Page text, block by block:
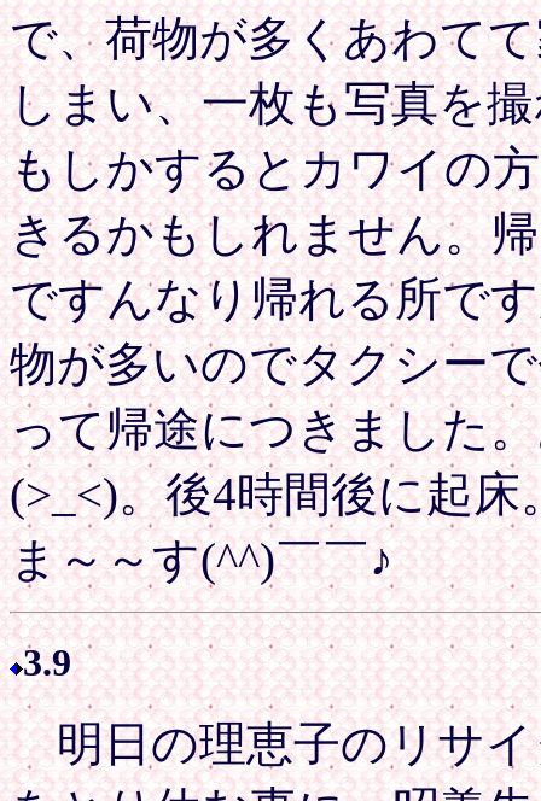
で、荷物が多くあわて
しまい、一枚も写真を
もしかするとカワイの
きるかもしれません。
ですんなり帰れる所で
物が多いのでタクシー
って帰途につきました
(>_<)。後4時間後に起
ま～～す(^^)￣￣♪
3.9
明日の理恵子のリサイ